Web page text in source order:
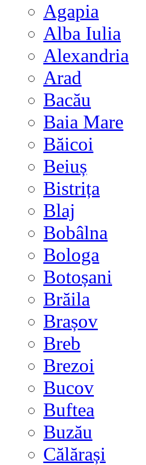
Agapia
Alba Iulia
Alexandria
Arad
Bacău
Baia Mare
Băicoi
Beiuș
Bistrița
Blaj
Bobâlna
Bologa
Botoșani
Brăila
Brașov
Breb
Brezoi
Bucov
Buftea
Buzău
Călărași